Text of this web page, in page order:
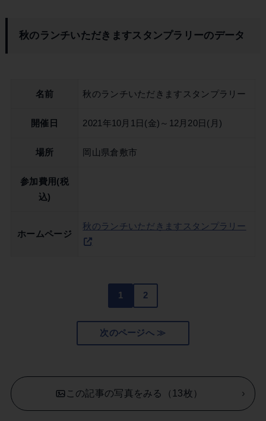
秋のランチいただきますスタンプラリーのデータ
名前 秋のランチいただきますスタンプラリー
開催日 2021年10月1日(金)～12月20日(月)
場所 岡山県倉敷市
参加費用(税
込)
ホームページ
秋のランチいただきますスタンプラリー
1 2
次のページへ ≫
この記事の写真をみる（13枚）